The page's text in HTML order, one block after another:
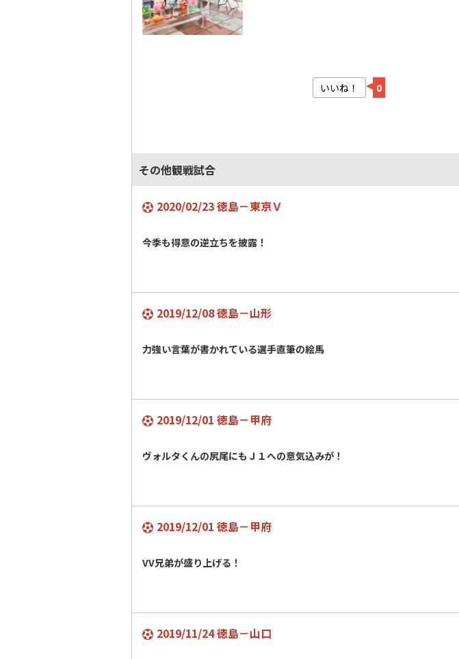
いいね！ 0
その他観戦試合
2020/02/23 徳島－東京Ｖ
今季も得意の逆立ちを披露！
2019/12/08 徳島－山形
力強い言葉が書かれている選手直筆の絵馬
2019/12/01 徳島－甲府
ヴォルタくんの尻尾にもＪ１への意気込みが！
2019/12/01 徳島－甲府
VV兄弟が盛り上げる！
2019/11/24 徳島－山口